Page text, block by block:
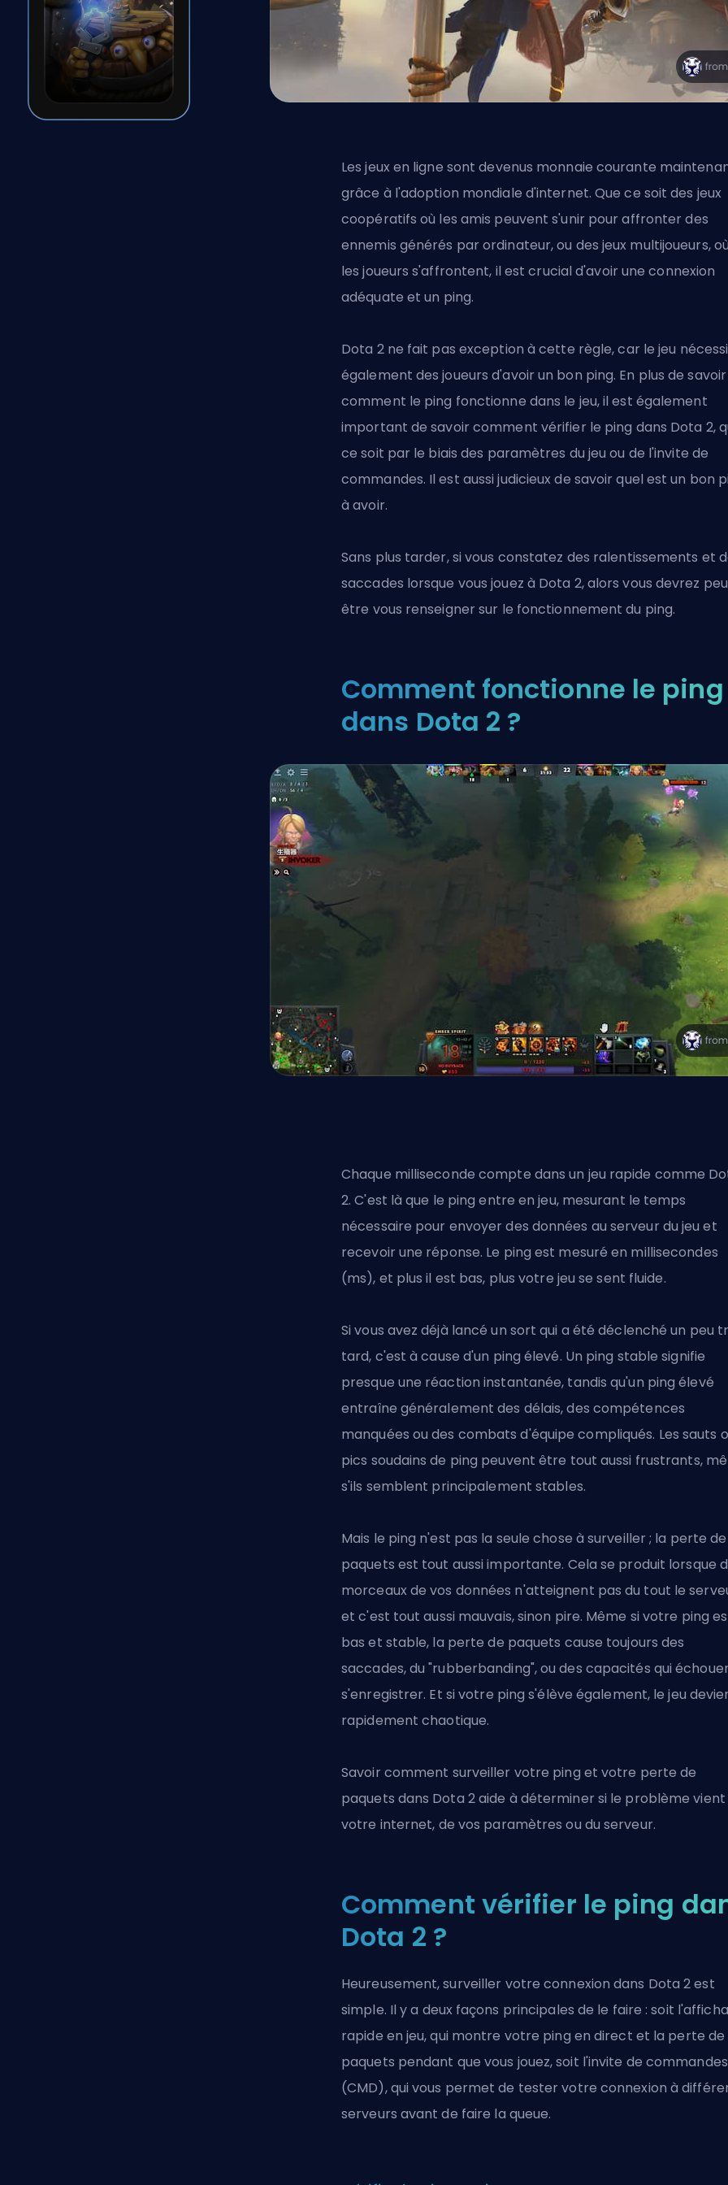
Les jeux en ligne sont devenus monnaie courante
grâce à l'adoption mondiale d'internet. Que ce soit des jeux
coopératifs où les amis peuvent s'unir pour affronter des
ennemis générés par ordinateur, ou des jeux multijoueurs, où
les joueurs s'affrontent, il est crucial d'avoir une connexion
adéquate et un ping.
Dota 2 ne fait pas exception à cette règle, car le jeu
également des joueurs d'avoir un bon ping. En plus de savoir
comment le ping fonctionne dans le jeu, il est également
important de savoir comment vérifier le ping dans Dota 2,
ce soit par le biais des paramètres du jeu ou de l'invite de
commandes. Il est aussi judicieux de savoir quel est un bon
à avoir.
Sans plus tarder, si vous constatez des ralentissements et
saccades lorsque vous jouez à Dota 2, alors vous devrez
être vous renseigner sur le fonctionnement du ping.
Comment fonctionne le ping
dans Dota 2 ?
Chaque milliseconde compte dans un jeu rapide comme
2. C'est là que le ping entre en jeu, mesurant le temps
nécessaire pour envoyer des données au serveur du jeu et
recevoir une réponse. Le ping est mesuré en millisecondes
(ms), et plus il est bas, plus votre jeu se sent fluide.
Si vous avez déjà lancé un sort qui a été déclenché un peu
tard, c'est à cause d'un ping élevé. Un ping stable signifie
presque une réaction instantanée, tandis qu'un ping élevé
entraîne généralement des délais, des compétences
manquées ou des combats d'équipe compliqués. Les sauts
pics soudains de ping peuvent être tout aussi frustrants,
s'ils semblent principalement stables.
Mais le ping n'est pas la seule chose à surveiller ; la perte de
paquets est tout aussi importante. Cela se produit lorsque
morceaux de vos données n'atteignent pas du tout le
et c'est tout aussi mauvais, sinon pire. Même si votre ping
bas et stable, la perte de paquets cause toujours des
saccades, du "rubberbanding", ou des capacités qui
s'enregistrer. Et si votre ping s'élève également, le jeu
rapidement chaotique.
Savoir comment surveiller votre ping et votre perte de
paquets dans Dota 2 aide à déterminer si le problème vient
votre internet, de vos paramètres ou du serveur.
Comment vérifier le ping
Dota 2 ?
Heureusement, surveiller votre connexion dans Dota 2 est
simple. Il y a deux façons principales de le faire : soit
rapide en jeu, qui montre votre ping en direct et la perte de
paquets pendant que vous jouez, soit l'invite de commandes
(CMD), qui vous permet de tester votre connexion à
serveurs avant de faire la queue.